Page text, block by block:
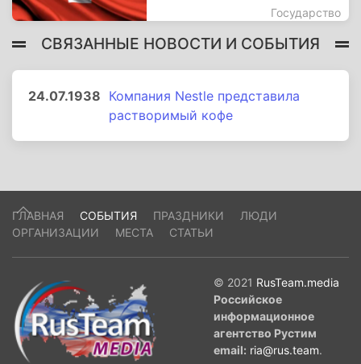
Государство
СВЯЗАННЫЕ НОВОСТИ И СОБЫТИЯ
24.07.1938 Компания Nestle представила
растворимый кофе
ГЛАВНАЯ СОБЫТИЯ ПРАЗДНИКИ
ЛЮДИ
ОРГАНИЗАЦИИ
МЕСТА СТАТЬИ
© 2021 RusTeam.media
Российское
информационное
агентство Рустим
email: ria@rus.team.